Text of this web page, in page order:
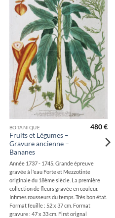
Ajouter
à la
wishlist
BOTANIQUE
Fruits et Légumes –
Gravure ancienne –
Bananes
480€
Année 1737 - 1745. Grande épreuve
gravée à l'eau Forte et Mezzotinte
originale du 18ème siècle. La première
collection de fleurs gravée en couleur.
Infimes rousseurs du temps. Très bon état.
Format feuille : 52 x 37 cm. Format
gravure : 47 x 33 cm. First orignal